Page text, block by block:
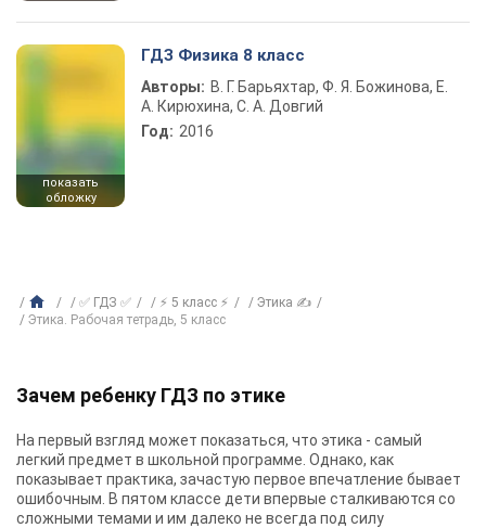
показать
обложку
ГДЗ Физика 8 класс
Авторы: В. Г. Барьяхтар, Ф. Я. Божинова, Е.
А. Кирюхина, С. А. Довгий
Год: 2016
✅ ГДЗ ✅ ⚡ 5 класс ⚡
Этика ✍
Этика. Рабочая тетрадь, 5 класс
Зачем ребенку ГДЗ по этике
На первый взгляд может показаться, что этика - самый
легкий предмет в школьной программе. Однако, как
показывает практика, зачастую первое впечатление бывает
ошибочным. В пятом классе дети впервые сталкиваются со
сложными темами и им далеко не всегда под силу